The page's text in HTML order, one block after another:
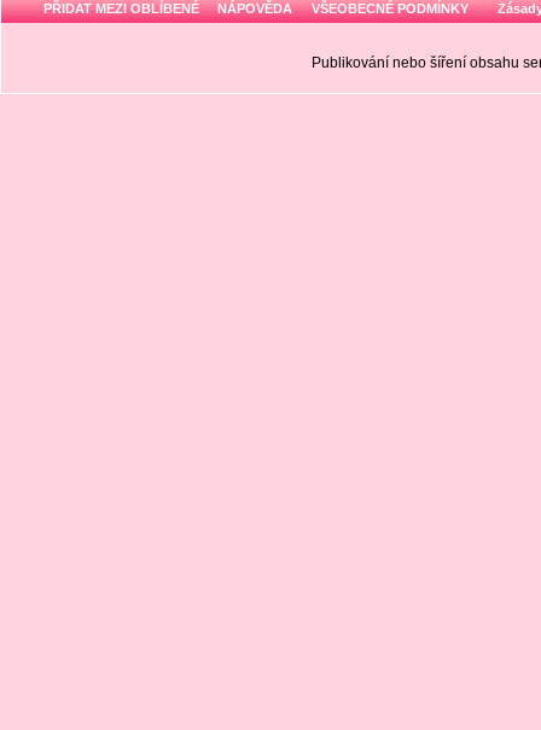
PŘIDAT MEZI OBLÍBENÉ NÁPOVĚDA VŠEOBECNÉ PODMÍNKY
Publikování nebo šíření obsahu